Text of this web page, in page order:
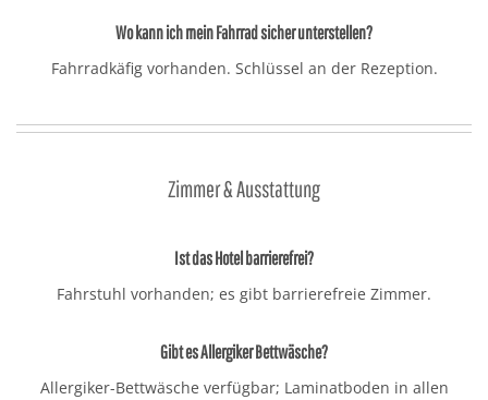
Wo kann ich mein Fahrrad sicher unterstellen?
Fahrradkäfig vorhanden. Schlüssel an der Rezeption.
Zimmer & Ausstattung
Ist das Hotel barrierefrei?
Fahrstuhl vorhanden; es gibt barrierefreie Zimmer.
Gibt es Allergiker Bettwäsche?
Allergiker-Bettwäsche verfügbar; Laminatboden in allen